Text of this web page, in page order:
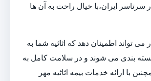
سرتاسر ایران،با خیال راحت به آن ها
می تواند اطمینان دهد که اثاثیه شما به
بندی می شوند و در سلامت کامل به
با ارائه خدمات بیمه اثاثیه مهر